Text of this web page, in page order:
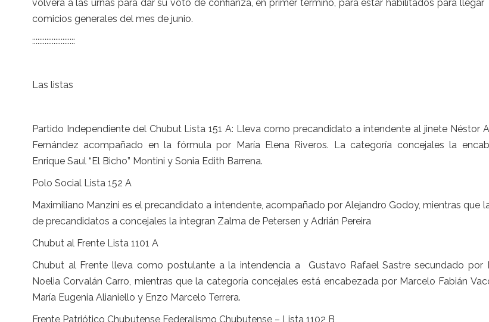
volverá a las urnas para dar su voto de confianza, en primer término, para estar habilitados para llegar
comicios generales del mes de junio.
::::::::::::::::::::::::
Las listas
Partido Independiente del Chubut Lista 151 A: Lleva como precandidato a intendente al jinete Néstor
Fernández acompañado en la fórmula por María Elena Riveros. La categoría concejales la
Enrique Saul “El Bicho” Montini y Sonia Edith Barrena.
Polo Social Lista 152 A
Maximiliano Manzini es el precandidato a intendente, acompañado por Alejandro Godoy, mientras que
de precandidatos a concejales la integran Zalma de Petersen y Adrián Pereira
Chubut al Frente Lista 1101 A
Chubut al Frente lleva como postulante a la intendencia a Gustavo Rafael Sastre secundado por
Noelia Corvalán Carro, mientras que la categoría concejales está encabezada por Marcelo Fabián
María Eugenia Alianiello y Enzo Marcelo Terrera.
Frente Patriótico Chubutense Federalismo Chubutense – Lista 1102 B